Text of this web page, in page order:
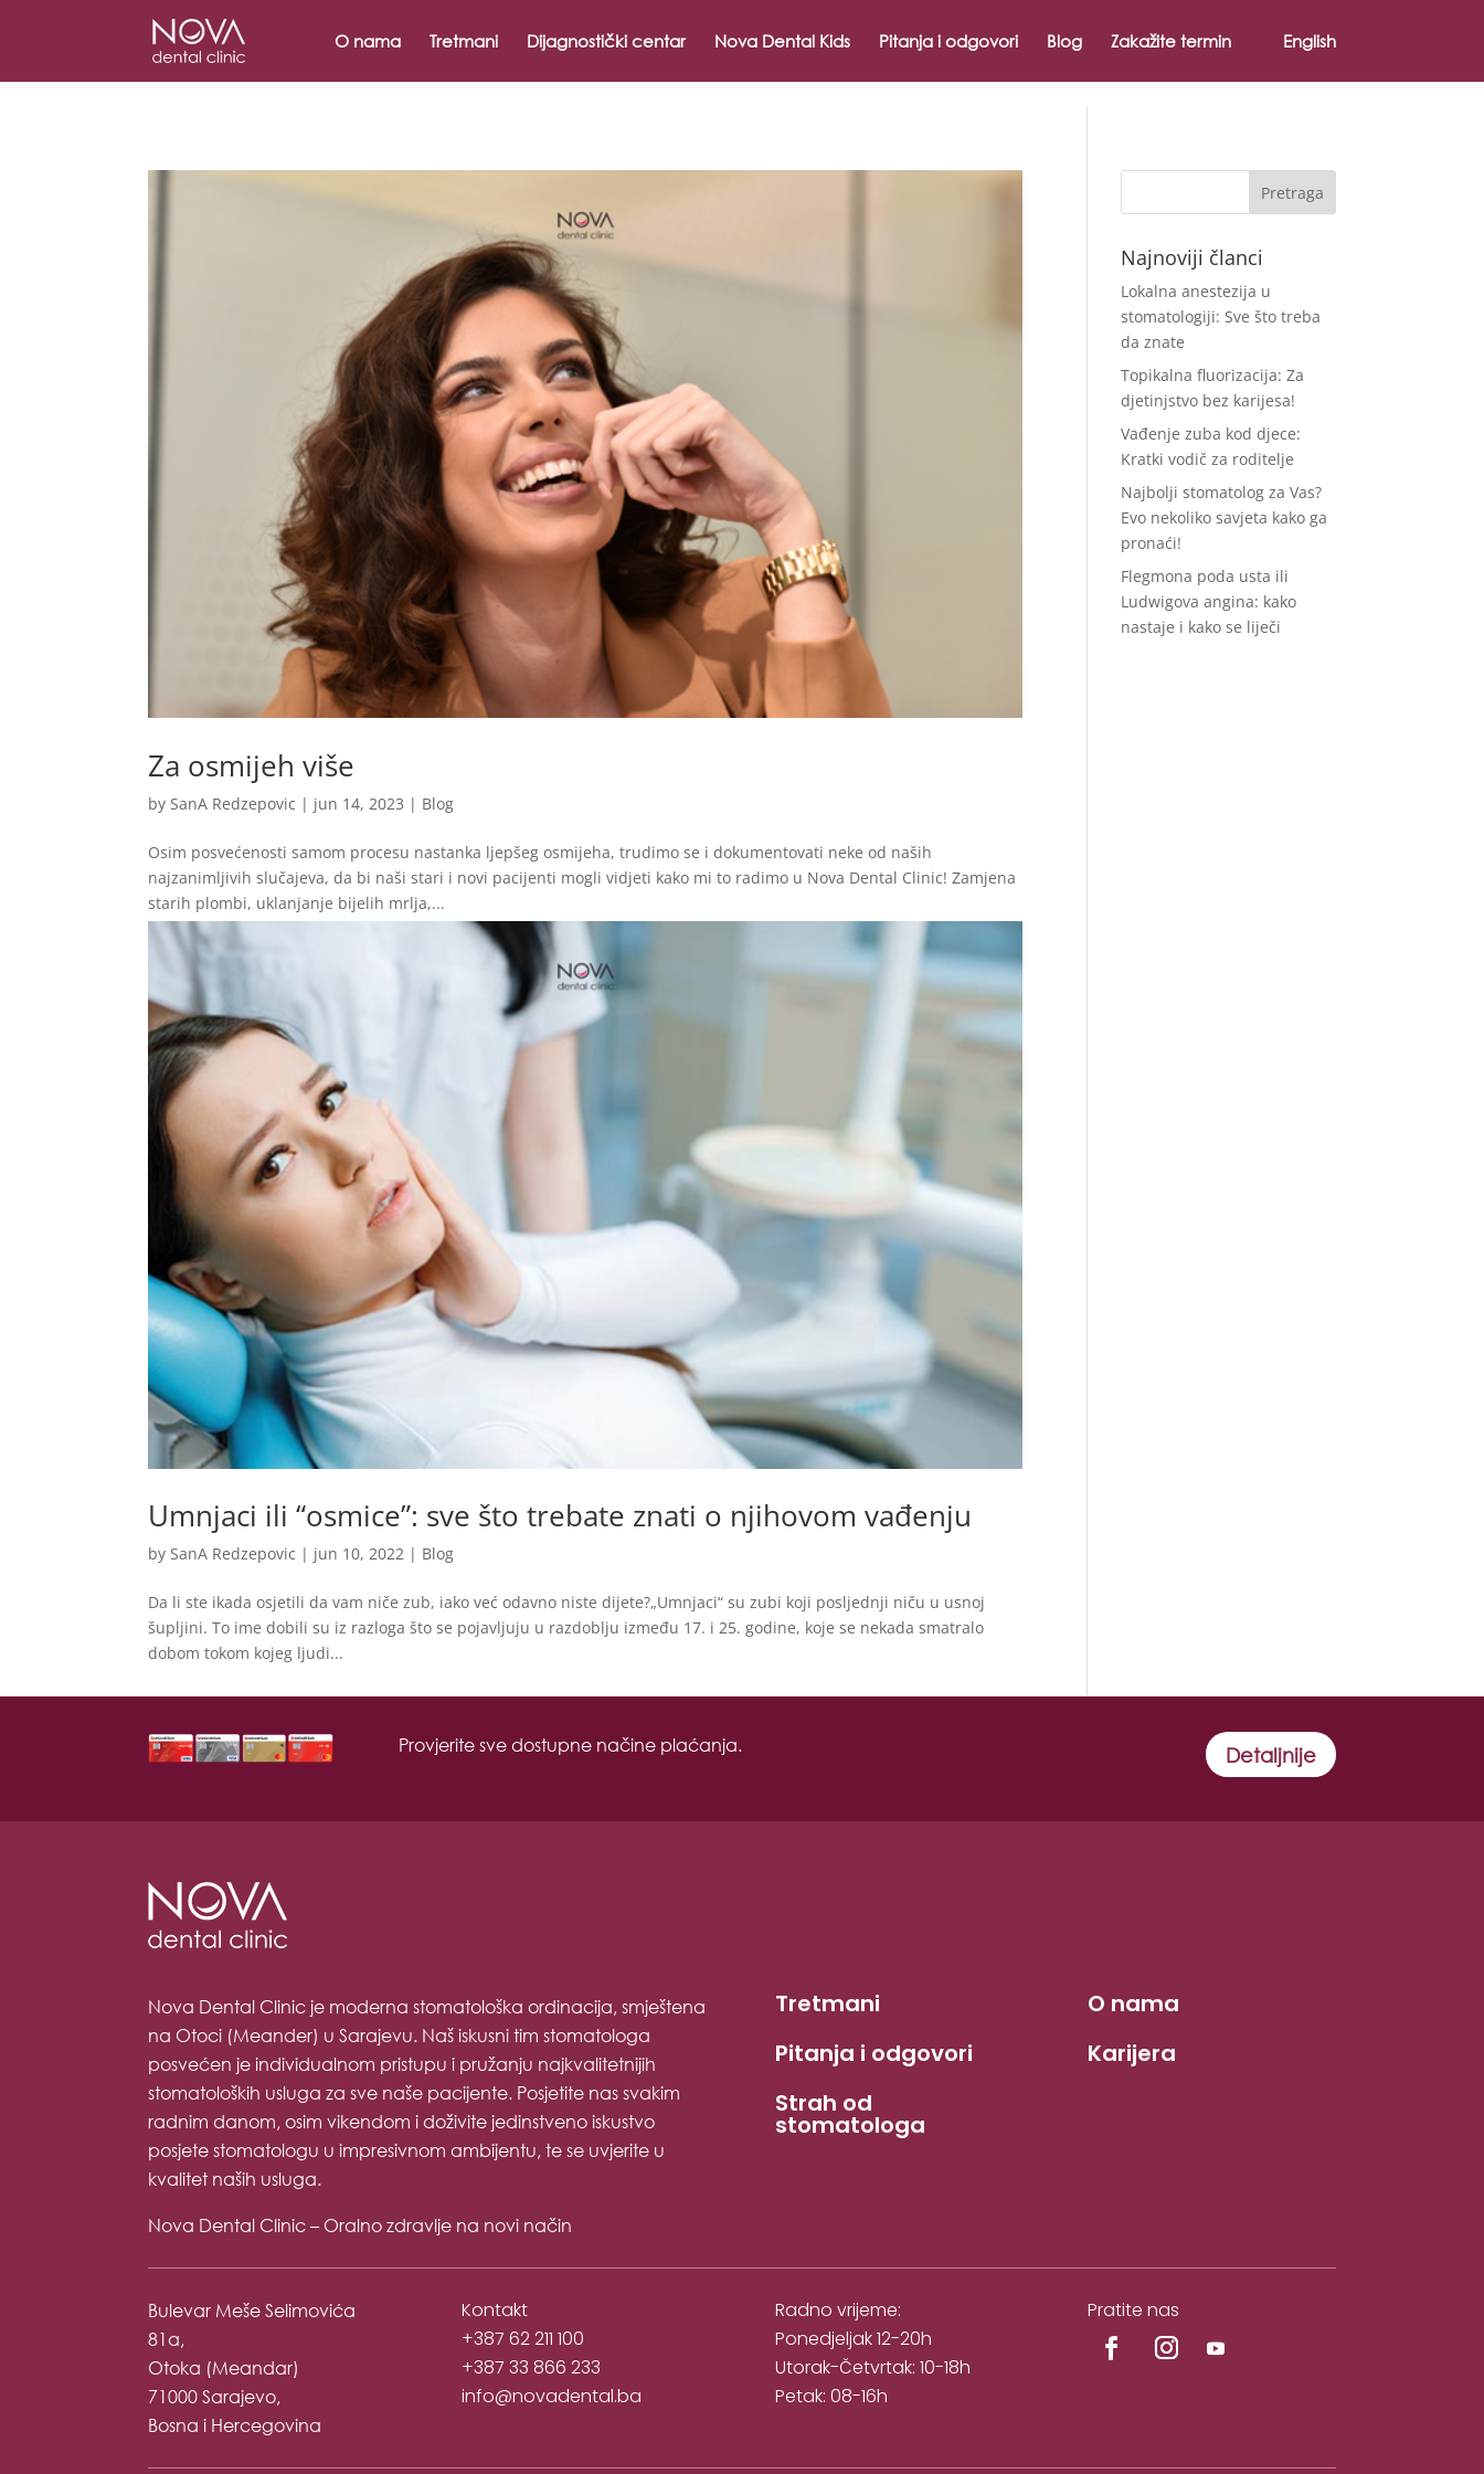
O nama Tretmani Dijagnostički centar Nova Dental Kids Pitanja i odgovori Blog Zakažite termin English
Za osmijeh više
by SanA Redzepovic | jun 14, 2023 | Blog
Osim posvećenosti samom procesu nastanka ljepšeg osmijeha, trudimo se i dokumentovati neke od naših
najzanimljivih slučajeva, da bi naši stari i novi pacijenti mogli vidjeti kako mi to radimo u Nova Dental Clinic! Zamjena
starih plombi, uklanjanje bijelih mrlja,...
Umnjaci ili “osmice”: sve što trebate znati o njihovom vađenju
bySanA Redzepovic | jun 10, 2022 | Blog
Da li ste ikada osjetili da vam niče zub, iako već odavno niste dijete?„Umnjaci“ su zubi koji posljednji niču u usnoj
šupljini. To ime dobili su iz razloga što se pojavljuju u razdoblju između 17. i 25. godine, koje se nekada smatralo
dobom tokom kojeg ljudi...
Najnoviji članci
Lokalna anestezija u
stomatologiji: Sve što treba
da znate
Topikalna fluorizacija: Za
djetinjstvo bez karijesa!
Vađenje zuba kod djece:
Kratki vodič za roditelje
Najbolji stomatolog za Vas?
Evo nekoliko savjeta kako ga
pronaći!
Flegmona poda usta ili
Ludwigova angina: kako
nastaje i kako se liječi
Provjerite sve dostupne načine plaćanja. Detaljnije
Nova Dental Clinic je moderna stomatološka ordinacija, smještena
na Otoci (Meander) u Sarajevu. Naš iskusni tim stomatologa
posvećen je individualnom pristupu i pružanju najkvalitetnijih
stomatoloških usluga za sve naše pacijente. Posjetite nas svakim
radnim danom, osim vikendom i doživite jedinstveno iskustvo
posjete stomatologu u impresivnom ambijentu, te se uvjerite u
kvalitet naših usluga.
Nova Dental Clinic – Oralno zdravlje na novi način
Tretmani
Pitanja i odgovori
Strah od
stomatologa
O nama
Karijera
Bulevar Meše Selimovića
81a,
Otoka (Meandar)
71000 Sarajevo,
Bosna i Hercegovina
Kontakt
+387 62 211 100
+387 33 866 233
info@novadental.ba
Radno vrijeme:
Ponedjeljak 12-20h
Utorak-Četvrtak: 10-18h
Petak: 08-16h
Pratite nas